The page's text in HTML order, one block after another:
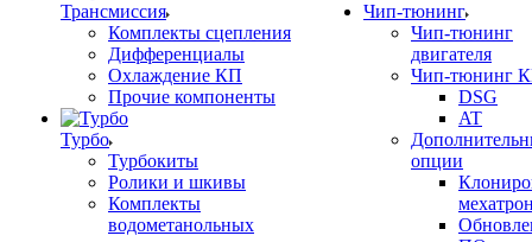
Трансмиссия
Комплекты сцепления
Дифференциалы
Охлаждение КП
Прочие компоненты
Турбо
Турбокиты
Ролики и шкивы
Комплекты
водометанольных
Чип-тюнинг
Чип-тюнинг
двигателя
Чип-тюнинг
DSG
AT
опции